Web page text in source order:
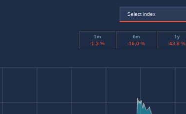
Select index
1m
-1,3 %
6m
-16,0 %
1y
-43,8 %